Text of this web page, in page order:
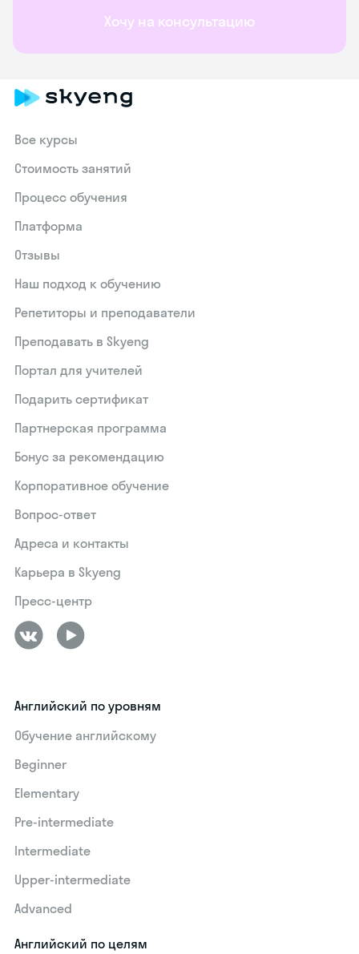
Хочу на консультацию
Все курсы
Стоимость занятий
Процесс обучения
Платформа
Отзывы
Наш подход к обучению
Репетиторы и преподаватели
Преподавать в Skyeng
Портал для учителей
Подарить сертификат
Партнерская программа
Бонус за рекомендацию
Корпоративное обучение
Вопрос-ответ
Адреса и контакты
Карьера в Skyeng
Пресс-центр
Английский по уровням
Обучение английскому
Beginner
Elementary
Pre-intermediate
Intermediate
Upper-intermediate
Advanced
Английский по целям